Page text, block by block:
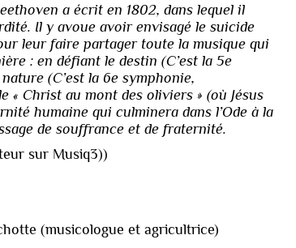
a écrit en 1802, dans lequel il
Il y avoue avoir envisagé le suicide
leur faire partager toute la musique qui
: en défiant le destin (C’est la 5e
(C’est la 6e symphonie,
« Christ au mont des oliviers » (où Jésus
humaine qui culminera dans l’Ode à la
de souffrance et de fraternité.
sur Musiq3))
(musicologue et agricultrice)